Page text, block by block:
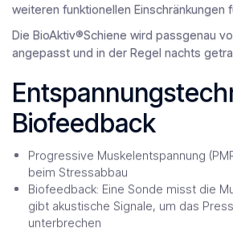
weiteren funktionellen Einschränkungen
Die BioAktiv®Schiene wird passgenau
angepasst und in der Regel nachts
Biofeedback
Progressive Muskelentspannung
beim Stressabbau
Biofeedback: Eine Sonde misst die
gibt akustische Signale, um das
unterbrechen